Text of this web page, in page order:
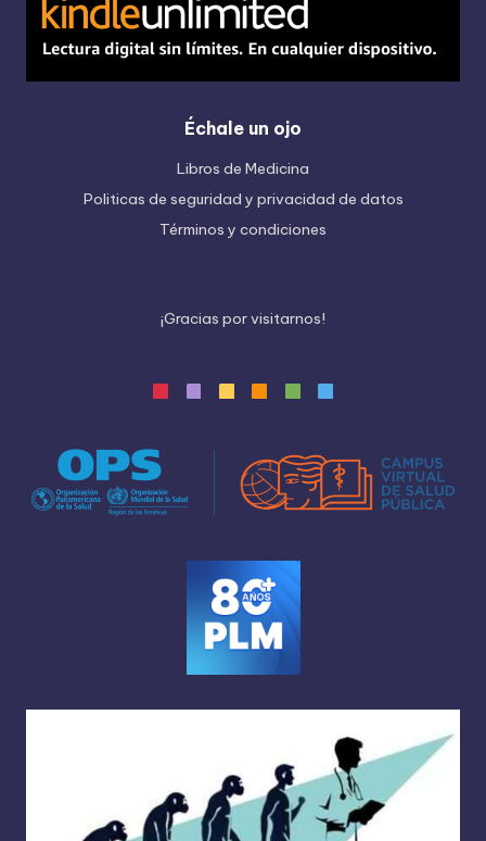
Échale un ojo
Libros de Medicina
Politicas de seguridad y privacidad de datos
Términos y condiciones
¡Gracias porvisitarnos!